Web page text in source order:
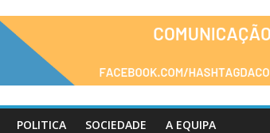
POLITICA SOCIEDADE A EQUIPA